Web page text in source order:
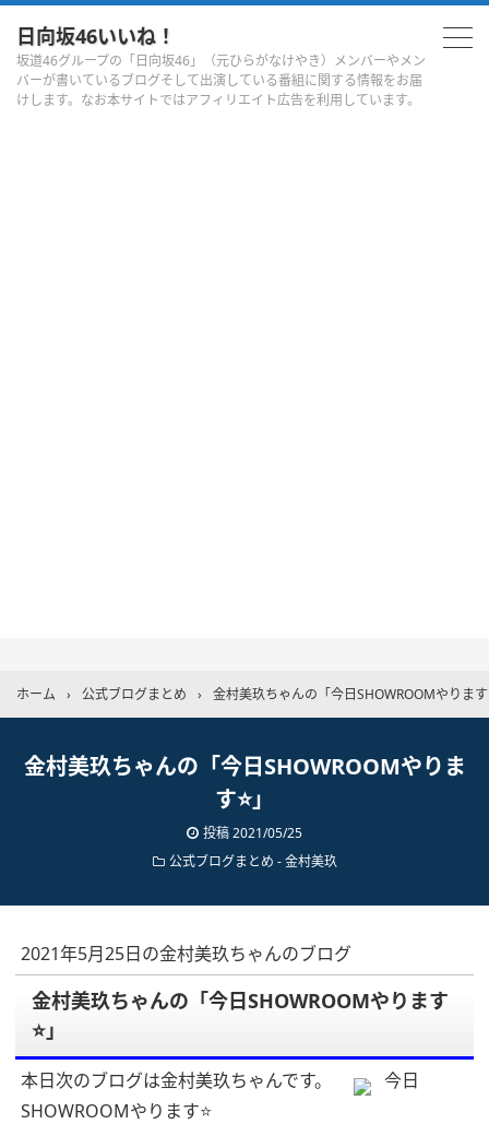
日向坂46いいね！
坂道46グループの「日向坂46」（元ひらがなけやき）メンバーやメン
バーが書いているブログそして出演している番組に関する情報をお届
けします。なお本サイトではアフィリエイト広告を利用しています。
ホーム › 公式ブログまとめ › 金村美玖ちゃんの「今日SHOWROOMやります
金村美玖ちゃんの「今日SHOWROOMやりま
す⭐」
投稿2021/05/25
公式ブログまとめ -金村美玖
2021年5月25日の金村美玖ちゃんのブログ
金村美玖ちゃんの「今日SHOWROOMやります
⭐」
本日次のブログは金村美玖ちゃんです。
今日
SHOWROOMやります⭐